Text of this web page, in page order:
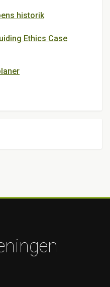
historik
Ethics Case